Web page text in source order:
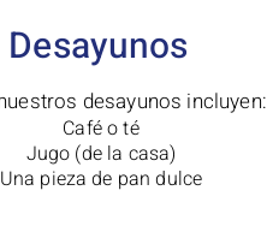
Desayunos
desayunos incluyen:
Café o té
Jugo (de la casa)
Una pieza de pan dulce